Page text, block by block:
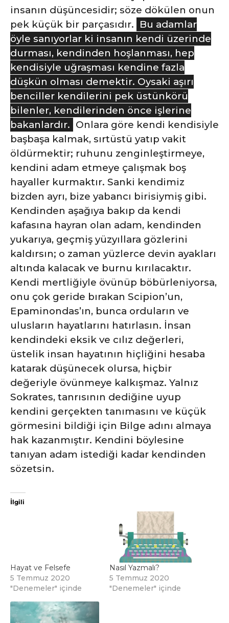
insanın düşüncesidir; söze dökülen onun
pek küçük bir parçasıdır.
Bu adamlar
öyle sanıyorlar ki insanın kendi üzerinde
durması, kendinden hoşlanması, hep
kendisiyle uğraşması kendine fazla
düşkün olması demektir. Oysaki aşırı
benciller kendilerini pek üstünkörü
bilenler, kendilerinden önce işlerine
bakanlardır. Onlara göre kendi kendisiyle
başbaşa kalmak, sırtüstü yatıp vakit
öldürmektir; ruhunu zenginleştirmeye,
kendini adam etmeye çalışmak boş
hayaller kurmaktır. Sanki kendimiz
bizden ayrı, bize yabancı birisiymiş gibi.
Kendinden aşağıya bakıp da kendi
kafasına hayran olan adam, kendinden
yukarıya, geçmiş yüzyıllara gözlerini
kaldırsın; o zaman yüzlerce devin ayakları
altında kalacak ve burnu kırılacaktır.
Kendi mertliğiyle övünüp böbürleniyorsa,
onu çok geride bırakan Scipion’un,
Epaminondas’ın, bunca orduların ve
ulusların hayatlarını hatırlasın. İnsan
kendindeki eksik ve cılız değerleri,
üstelik insan hayatının hiçliğini hesaba
katarak düşünecek olursa, hiçbir
değeriyle övünmeye kalkışmaz. Yalnız
Sokrates, tanrısının dediğine uyup
kendini gerçekten tanımasını ve küçük
görmesini bildiği için Bilge adını almaya
hak kazanmıştır. Kendini böylesine
tanıyan adam istediği kadar kendinden
sözetsin.
İlgili
Hayat ve Felsefe
5 Temmuz 2020
"Denemeler" içinde
Nasıl Yazmalı?
5 Temmuz 2020
"Denemeler" içinde